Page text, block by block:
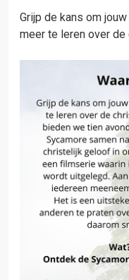
Grijp de kans om
meer te leren over